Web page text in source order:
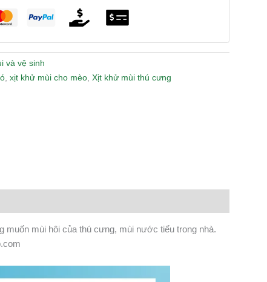
và vệ sinh
, xịt khử mùi cho mèo, Xịt khử mùi thú cưng
muốn mùi hôi của thú cưng, mùi nước tiểu trong nhà.